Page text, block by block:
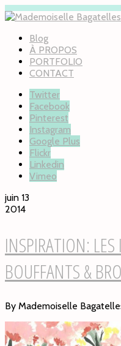
Blog
À PROPOS
PORTFOLIO
CONTACT
Twitter
Facebook
Pinterest
Instagram
Google Plus
Flickr
Linkedin
Vimeo
juin 13
2014
INSPIRATION:
BOUFFANTS &
By Mademoiselle